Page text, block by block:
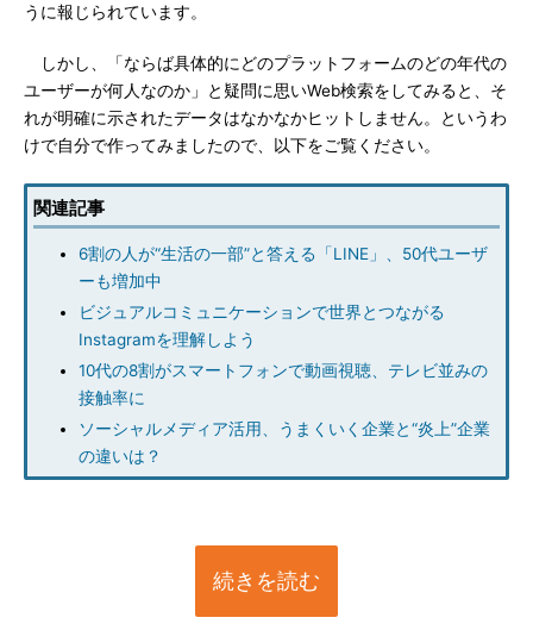
うに報じられています。
しかし、「ならば具体的にどのプラットフォームのどの年代の
ユーザーが何人なのか」と疑問に思いWeb検索をしてみると、そ
れが明確に示されたデータはなかなかヒットしません。というわ
けで自分で作ってみましたので、以下をご覧ください。
関連記事
6割の人が“生活の一部”と答える「LINE」、50代ユーザ
ーも増加中
ビジュアルコミュニケーションで世界とつながる
Instagramを理解しよう
10代の8割がスマートフォンで動画視聴、テレビ並みの
接触率に
ソーシャルメディア活用、うまくいく企業と“炎上”企業
の違いは？
続きを読む